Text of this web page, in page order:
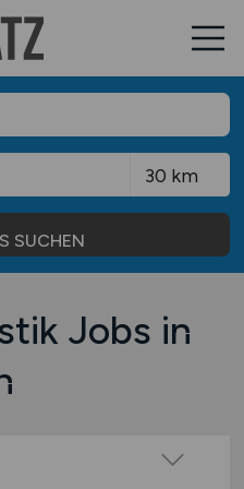
SUCHEN
Jobs in